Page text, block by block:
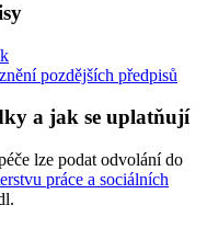
pozdějších předpisů
a jak se uplatňují
lze podat odvolání do
práce a sociálních